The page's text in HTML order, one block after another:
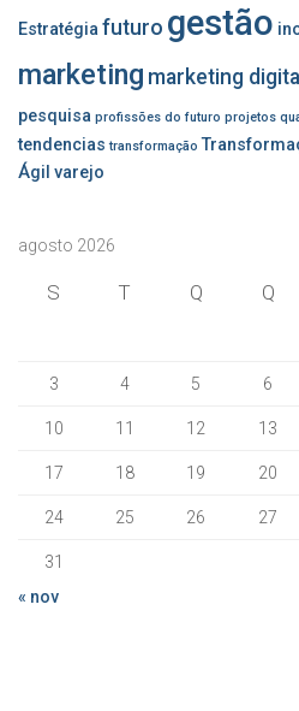
Estratégiafuturo gestão
marketing marketing digital
pesquisa profissões do futuro projetos
tendencias transformação
Ágil varejo
agosto 2026
S T Q Q
3 4 5 6
10 11 12 13
17 18 19 20
24 25 26 27
31
« nov